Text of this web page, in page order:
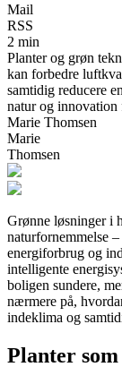
Mail
RSS
2 min
Planter og grøn
kan forbedre
samtidig reducere
natur og
Marie Thomsen
Marie
Thomsen
Grønne løsninger i
naturfornemmelse
energiforbrug og
intelligente
boligen sundere,
nærmere på,
indeklima og
Planter